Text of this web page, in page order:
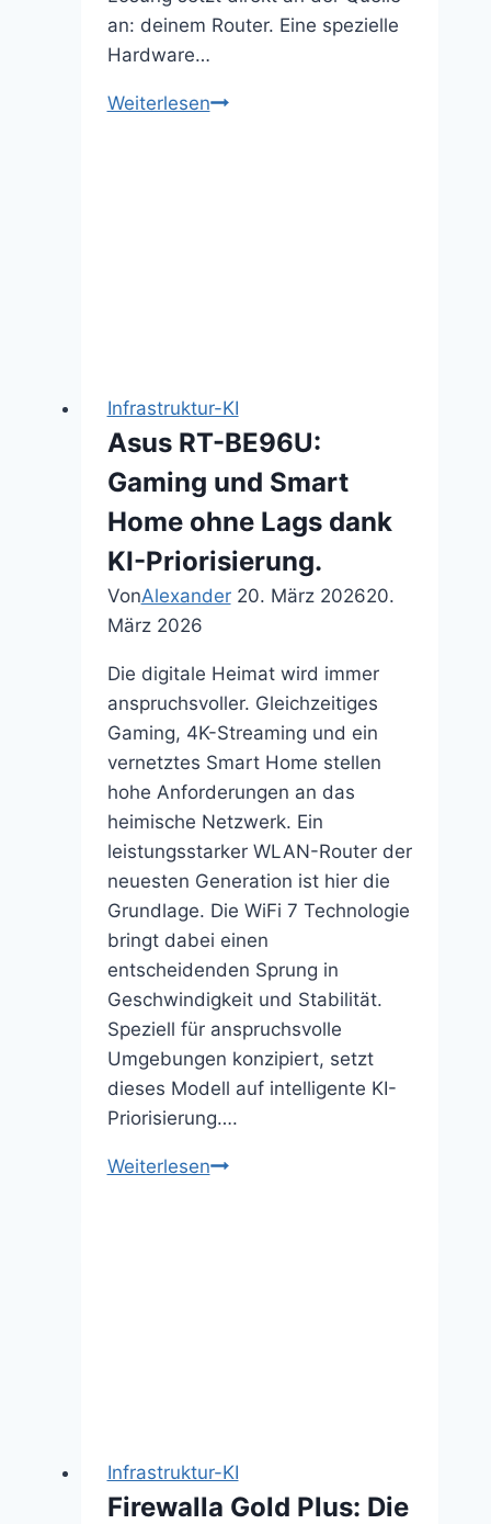
an: deinem Router. Eine spezielle
Hardware…
WeiterlesenBitdefender
Infrastruktur-KI
Asus RT-BE96U:
Gaming und Smart
Home ohne Lags dank
KI-Priorisierung.
VonAlexander 20. März 202620.
März 2026
Die digitale Heimat wird immer
anspruchsvoller. Gleichzeitiges
Gaming, 4K-Streaming und ein
vernetztes Smart Home stellen
hohe Anforderungen an das
heimische Netzwerk. Ein
leistungsstarker WLAN-Router der
neuesten Generation ist hier die
Grundlage. Die WiFi 7 Technologie
bringt dabei einen
entscheidenden Sprung in
Geschwindigkeit und Stabilität.
Speziell für anspruchsvolle
Umgebungen konzipiert, setzt
dieses Modell auf intelligente KI-
Priorisierung….
WeiterlesenAsus
KI-
Priorisierung.
Infrastruktur-KI
Firewalla Gold Plus: Die